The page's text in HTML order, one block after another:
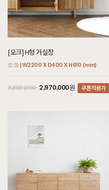
[오크] H형 거실장
오크 | W2200 X D400 X H610 (mm)
3,300,000 2,970,000원 쿠폰적용가